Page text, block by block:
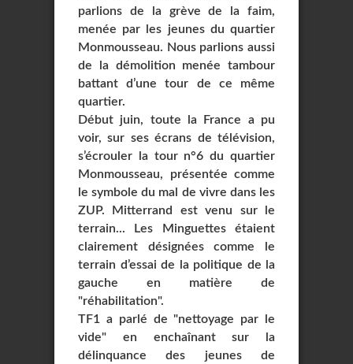
parlions de la grève de la faim,
menée par les jeunes du quartier
Monmousseau. Nous parlions aussi
de la démolition menée tambour
battant d’une tour de ce même
quartier.
Début juin, toute la France a pu
voir, sur ses écrans de télévision,
s’écrouler la tour n°6 du quartier
Monmousseau, présentée comme
le symbole du mal de vivre dans les
ZUP. Mitterrand est venu sur le
terrain... Les Minguettes étaient
clairement désignées comme le
terrain d’essai de la politique de la
gauche en matière de
"réhabilitation".
TF1 a parlé de "nettoyage par le
vide" en enchaînant sur la
délinquance des jeunes de